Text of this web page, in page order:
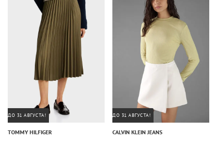
ДО 31 АВГУСТА!
TOMMY HILFIGER
ДО 31 АВГУСТА!
CALVIN KLEIN JEANS